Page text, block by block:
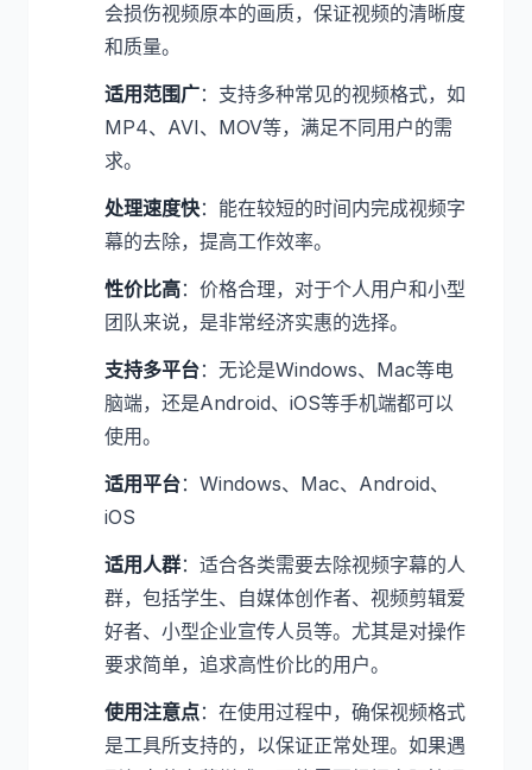
会损伤视频原本的画质，保证视频的清晰度
和质量。
适用范围广：支持多种常见的视频格式，如
MP4、AVI、MOV等，满足不同用户的需
求。
处理速度快：能在较短的时间内完成视频字
幕的去除，提高工作效率。
性价比高：价格合理，对于个人用户和小型
团队来说，是非常经济实惠的选择。
支持多平台：无论是Windows、Mac等电
脑端，还是Android、iOS等手机端都可以
使用。
适用平台：Windows、Mac、Android、
iOS
适用人群：适合各类需要去除视频字幕的人
群，包括学生、自媒体创作者、视频剪辑爱
好者、小型企业宣传人员等。尤其是对操作
要求简单，追求高性价比的用户。
使用注意点：在使用过程中，确保视频格式
是工具所支持的，以保证正常处理。如果遇